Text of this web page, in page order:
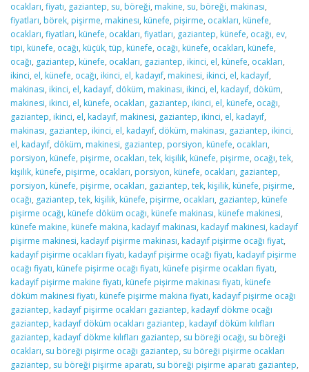
ocakları, fiyatı, gaziantep, su, böreği, makine, su, böreği, makinası,
fiyatları, börek, pişirme, makinesı, künefe, pişirme, ocakları, künefe,
ocakları, fiyatları, künefe, ocakları, fiyatları, gaziantep, künefe, ocağı, ev,
tipi, künefe, ocağı, küçük, tüp, künefe, ocağı, künefe, ocakları, künefe,
ocağı, gaziantep, künefe, ocakları, gaziantep, ikinci, el, künefe, ocakları,
ikinci, el, künefe, ocağı, ikinci, el, kadayıf, makinesi, ikinci, el, kadayıf,
makinası, ikinci, el, kadayıf, döküm, makinası, ikinci, el, kadayıf, döküm,
makinesi, ikinci, el, künefe, ocakları, gaziantep, ikinci, el, künefe, ocağı,
gaziantep, ikinci, el, kadayıf, makinesi, gaziantep, ikinci, el, kadayıf,
makinası, gaziantep, ikinci, el, kadayıf, döküm, makinası, gaziantep, ikinci,
el, kadayıf, döküm, makinesi, gaziantep, porsiyon, künefe, ocakları,
porsiyon, künefe, pişirme, ocakları, tek, kişilik, künefe, pişirme, ocağı, tek,
kişilik, künefe, pişirme, ocakları, porsiyon, künefe, ocakları, gaziantep,
porsiyon, künefe, pişirme, ocakları, gaziantep, tek, kişilik, künefe, pişirme,
ocağı, gaziantep, tek, kişilik, künefe, pişirme, ocakları, gaziantep, künefe
pişirme ocağı, künefe döküm ocağı, künefe makinası, künefe makinesi,
künefe makine, künefe makina, kadayıf makinası, kadayıf makinesi, kadayıf
pişirme makinesi, kadayıf pişirme makinası, kadayıf pişirme ocağı fiyat,
kadayıf pişirme ocakları fiyatı, kadayıf pişirme ocağı fiyatı, kadayıf pişirme
ocağı fiyatı, künefe pişirme ocağı fiyatı, künefe pişirme ocakları fiyatı,
kadayif pişirme makine fiyatı, künefe pişirme makinası fiyatı, künefe
döküm makinesi fiyatı, künefe pişirme makina fiyatı, kadayıf pişirme ocağı
gaziantep, kadayıf pişirme ocakları gaziantep, kadayıf dökme ocağı
gaziantep, kadayıf döküm ocakları gaziantep, kadayıf döküm kılıfları
gaziantep, kadayıf dökme kılıfları gaziantep, su böreği ocağı, su böreği
ocakları, su böreği pişirme ocağı gaziantep, su böreği pişirme ocakları
gaziantep, su böreği pişirme aparatı, su böreği pişirme aparatı gaziantep,